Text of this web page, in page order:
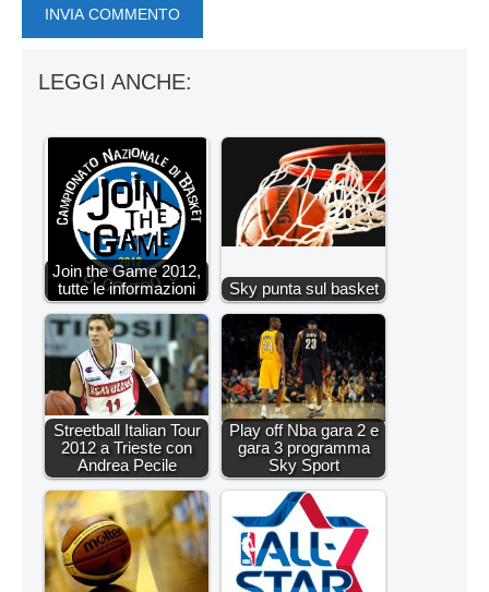
LEGGI ANCHE:
Join the Game 2012,
tutte le informazioni
Sky punta sul basket
Streetball Italian Tour
2012 a Trieste con
Andrea Pecile
Play off Nba gara 2 e
gara 3 programma
Sky Sport